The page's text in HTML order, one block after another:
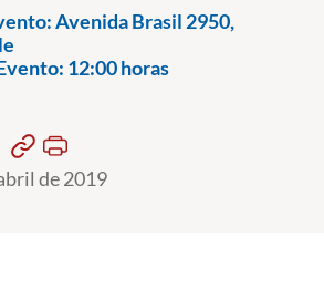
Avenida Brasil 2950,
12:00 horas
de 2019